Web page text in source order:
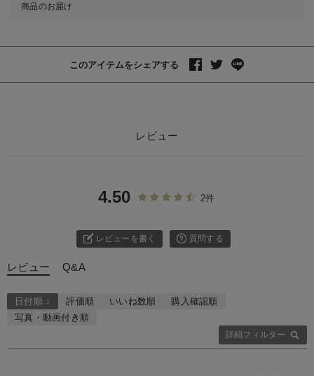
商品のお届け
このアイテムをシェアする
レビュー
4.50 2件
レビューを書く 質問する
レビュー Q&A
詳細フィルター
日付順 ↓ 評価順 いいね数順
購入確認順
写真・動画付き順